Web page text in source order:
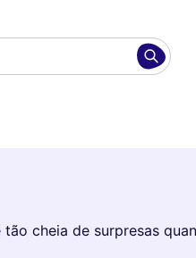
cheia de surpresas